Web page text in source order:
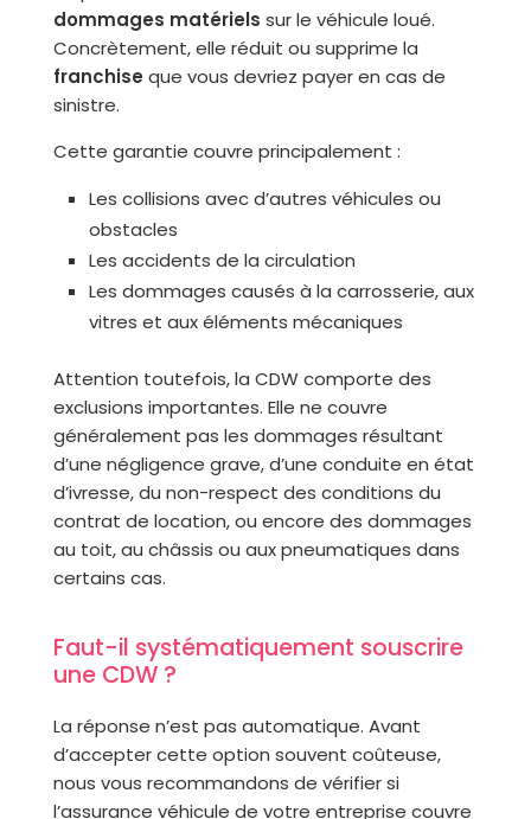
dommages matériels sur le véhicule loué.
Concrètement, elle réduit ou supprime la
franchise que vous devriez payer en cas de
sinistre.
Cette garantie couvre principalement :
Les collisions avec d’autres véhicules ou
obstacles
Les accidents de la circulation
Les dommages causés à la carrosserie, aux
vitres et aux éléments mécaniques
Attention toutefois, la CDW comporte des
exclusions importantes. Elle ne couvre
généralement pas les dommages résultant
d’une négligence grave, d’une conduite en état
d’ivresse, du non-respect des conditions du
contrat de location, ou encore des dommages
au toit, au châssis ou aux pneumatiques dans
certains cas.
Faut-il systématiquement souscrire
une CDW ?
La réponse n’est pas automatique. Avant
d’accepter cette option souvent coûteuse,
nous vous recommandons de vérifier si
l’assurance véhicule de votre entreprise couvre